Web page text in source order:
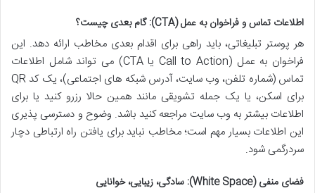
اطلاعات تماس و فراخوان به عمل (CTA): گام بعدی چیست؟
هر پوستر تبلیغاتی، باید راهی برای اقدام بعدی مخاطب ارائه دهد. این
فراخوان به عمل (Call to Action یا CTA) می تواند شامل اطلاعات
تماس (شماره تلفن، وب سایت، آدرس شبکه های اجتماعی)، یک کد QR
برای اسکن، یا یک جمله تشویقی مانند همین حالا رزرو کنید یا برای
اطلاعات بیشتر به وب سایت مراجعه کنید باشد. وضوح و دسترسی پذیری
این اطلاعات بسیار مهم است؛ مخاطب نباید برای یافتن راه ارتباطی دچار
سردرگمی شود.
فضای منفی (White Space): سادگی، زیبایی، خوانایی